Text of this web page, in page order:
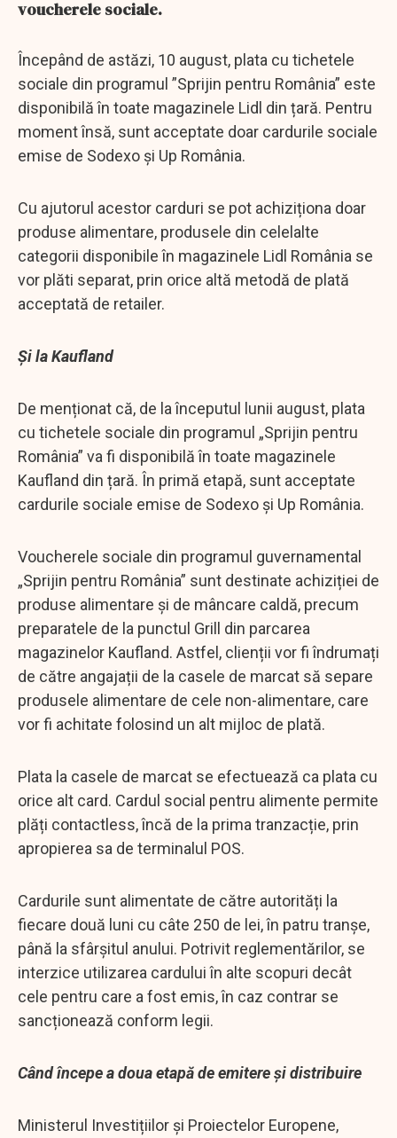
voucherele sociale.
Începând de astăzi, 10 august, plata cu tichetele
sociale din programul ”Sprijin pentru România” este
disponibilă în toate magazinele Lidl din țară. Pentru
moment însă, sunt acceptate doar cardurile sociale
emise de Sodexo și Up România.
Cu ajutorul acestor carduri se pot achiziționa doar
produse alimentare, produsele din celelalte
categorii disponibile în magazinele Lidl România se
vor plăti separat, prin orice altă metodă de plată
acceptată de retailer.
Și la Kaufland
De menționat că, de la începutul lunii august, plata
cu tichetele sociale din programul „Sprijin pentru
România” va fi disponibilă în toate magazinele
Kaufland din țară. În primă etapă, sunt acceptate
cardurile sociale emise de Sodexo și Up România.
Voucherele sociale din programul guvernamental
„Sprijin pentru România” sunt destinate achiziției de
produse alimentare și de mâncare caldă, precum
preparatele de la punctul Grill din parcarea
magazinelor Kaufland. Astfel, clienții vor fi îndrumați
de către angajații de la casele de marcat să separe
produsele alimentare de cele non-alimentare, care
vor fi achitate folosind un alt mijloc de plată.
Plata la casele de marcat se efectuează ca plata cu
orice alt card. Cardul social pentru alimente permite
plăți contactless, încă de la prima tranzacție, prin
apropierea sa de terminalul POS.
Cardurile sunt alimentate de către autorități la
fiecare două luni cu câte 250 de lei, în patru tranșe,
până la sfârșitul anului. Potrivit reglementărilor, se
interzice utilizarea cardului în alte scopuri decât
cele pentru care a fost emis, în caz contrar se
sancționează conform legii.
Când începe a doua etapă de emitere și distribuire
Ministerul Investițiilor și Proiectelor Europene,